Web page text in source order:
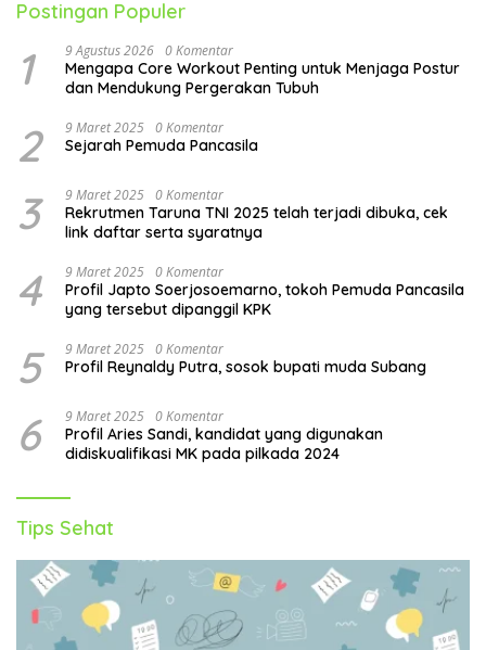
Postingan Populer
1 9 Agustus 2026 0 Komentar
Mengapa Core Workout Penting untuk Menjaga Postur
dan Mendukung Pergerakan Tubuh
2 9 Maret 2025 0 Komentar
Sejarah Pemuda Pancasila
3 9 Maret 2025 0 Komentar
Rekrutmen Taruna TNI 2025 telah terjadi dibuka, cek
link daftar serta syaratnya
4 9 Maret 2025 0 Komentar
Profil Japto Soerjosoemarno, tokoh Pemuda Pancasila
yang tersebut dipanggil KPK
5 9 Maret 2025 0 Komentar
Profil Reynaldy Putra, sosok bupati muda Subang
6 9 Maret 2025 0 Komentar
Profil Aries Sandi, kandidat yang digunakan
didiskualifikasi MK pada pilkada 2024
Tips Sehat